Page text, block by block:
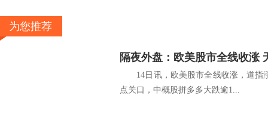
为您推荐
14日讯，欧美股市全线收涨，道指
点关口，中概股拼多多大跌逾1...